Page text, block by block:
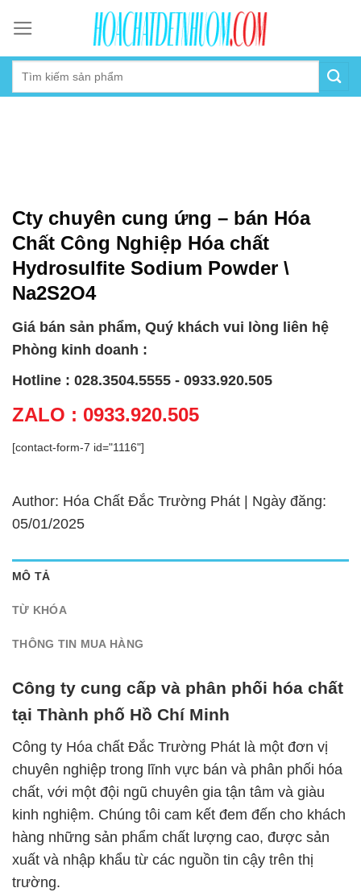
content
Cty chuyên cung ứng – bán Hóa
Chất Công Nghiệp Hóa chất
Hydrosulfite Sodium Powder \
Na2S2O4
Giá bán sản phẩm, Quý khách vui lòng liên hệ
Phòng kinh doanh :
Hotline : 028.3504.5555 - 0933.920.505
ZALO : 0933.920.505
[contact-form-7 id="1116"]
Author: Hóa Chất Đắc Trường Phát | Ngày đăng:
05/01/2025
MÔ TẢ
TỪ KHÓA
THÔNG TIN MUA HÀNG
Công ty cung cấp và phân phối hóa chất
tại Thành phố Hồ Chí Minh
Công ty Hóa chất Đắc Trường Phát là một đơn vị
chuyên nghiệp trong lĩnh vực bán và phân phối hóa
chất, với một đội ngũ chuyên gia tận tâm và giàu
kinh nghiệm. Chúng tôi cam kết đem đến cho khách
hàng những sản phẩm chất lượng cao, được sản
xuất và nhập khẩu từ các nguồn tin cậy trên thị
trường.